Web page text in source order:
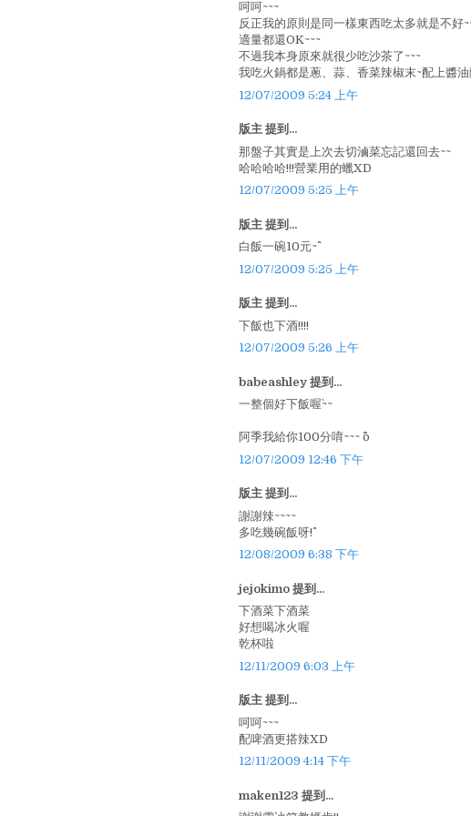
呵呵~~~
反正我的原則是同一樣東西吃太多就是不好
適量都還OK~~~
不過我本身原來就很少吃沙茶了~~~
我吃火鍋都是蔥、蒜、香菜辣椒末~配上醬油
12/07/2009 5:24 上午
版主 提到...
那盤子其實是上次去切滷菜忘記還回去~~
哈哈哈哈!!!營業用的蠟XD
12/07/2009 5:25 上午
版主 提到...
白飯一碗10元~^^
12/07/2009 5:25 上午
版主 提到...
下飯也下酒!!!!
12/07/2009 5:26 上午
babeashley 提到...
一整個好下飯喔`~~
阿季我給你100分唷~~~ ^o^
12/07/2009 12:46 下午
版主 提到...
謝謝辣~~~~
多吃幾碗飯呀!^^
12/08/2009 6:38 下午
jejokimo 提到...
下酒菜下酒菜
好想喝冰火喔
乾杯啦
12/11/2009 6:03 上午
版主 提到...
呵呵~~~
配啤酒更搭辣XD
12/11/2009 4:14 下午
maken123 提到...